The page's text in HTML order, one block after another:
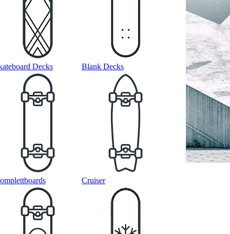
Decks Blank Decks
Cruiser